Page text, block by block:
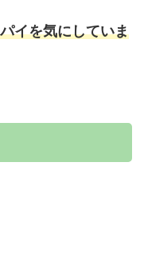
イを気にしていま